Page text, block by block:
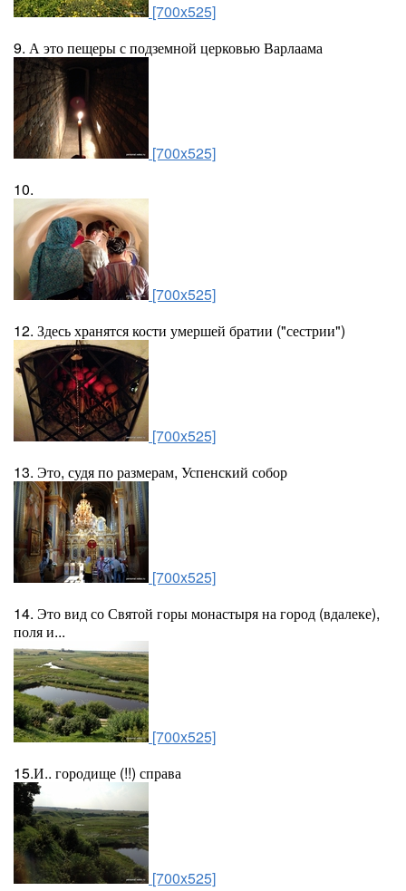
[700x525]
9. А это пещеры с подземной церковью Варлаама
[700x525]
10.
[700x525]
12. Здесь хранятся кости умершей братии ("сестрии")
[700x525]
13. Это, судя по размерам, Успенский собор
[700x525]
14. Это вид со Святой горы монастыря на город (вдалеке),
поля и...
[700x525]
15.И.. городище (!!) справа
[700x525]